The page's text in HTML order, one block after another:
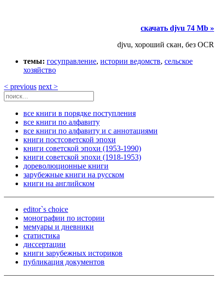
скачать djvu 74 Mb »
djvu, хороший скан, без OCR
темы: госуправление, истории ведомств, сельское
хозяйство
< previous next >
все книги в порядке поступления
все книги по алфавиту
все книги по алфавиту и с аннотациями
книги постсоветской эпохи
книги советской эпохи (1953-1990)
книги советской эпохи (1918-1953)
дореволюционные книги
зарубежные книги на русском
книги на английском
editor`s choice
монографии по истории
мемуары и дневники
статистика
диссертации
книги зарубежных историков
публикация документов